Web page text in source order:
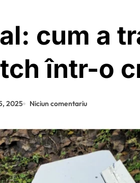
cum a
într-o
2025 Niciun comentariu